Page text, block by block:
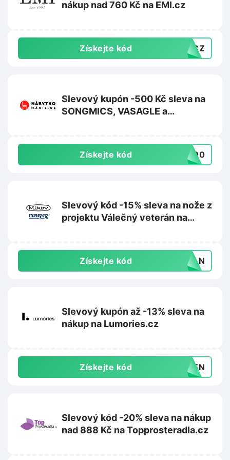
nákup nad 760 Kč na EMI.cz
Získejte kód 10CZ
Slevový kupón -500 Kč sleva na
SONGMICS, VASAGLE a
Získejte kód -500
Slevový kód -15% sleva na nože z
projektu Válečný veterán na
Získejte kód ERAN
Slevový kupón až -13% sleva na
nákup na Lumories.cz
Získejte kód YDEN
Slevový kód -20% sleva na nákup
nad 888 Kč na Topprosteradla.cz